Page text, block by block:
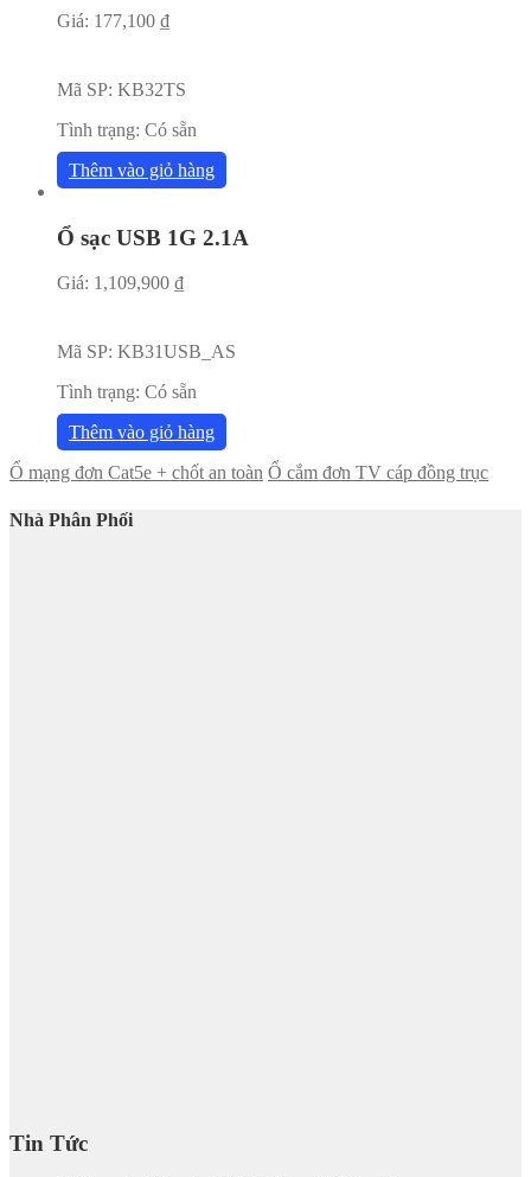
Giá: 177,100 ₫
Mã SP: KB32TS
Tình trạng: Có sẵn
Thêm vào giỏ hàng
Ổ sạc USB 1G 2.1A
Giá: 1,109,900 ₫
Mã SP: KB31USB_AS
Tình trạng: Có sẵn
Thêm vào giỏ hàng
Ổ mạng đơn Cat5e + chốt an toàn Ổ cắm đơn TV cáp đồng trục
Nhà Phân Phối
Tin Tức